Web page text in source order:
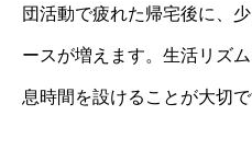
団活動で疲れた帰宅後に、
ースが増えます。生活リズ
息時間を設けることが大切で